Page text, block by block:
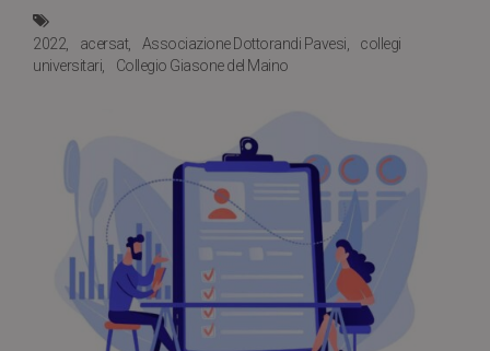
2022 acersat Associazione Dottorandi Pavesi
collegi
universitari
Collegio Giasone del Maino